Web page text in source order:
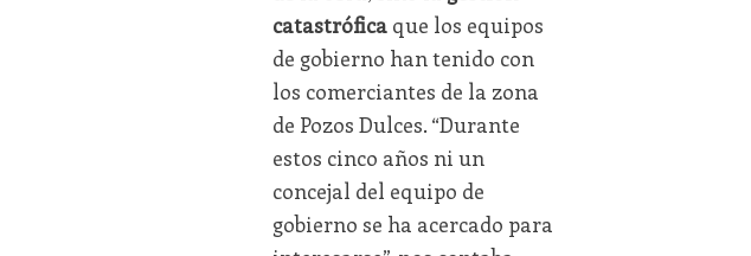
catastróficaque los equipos
de gobierno han tenido con
los comerciantes de la zona
de Pozos Dulces. “Durante
estos cinco años ni un
concejal del equipo de
gobierno se ha acercado para